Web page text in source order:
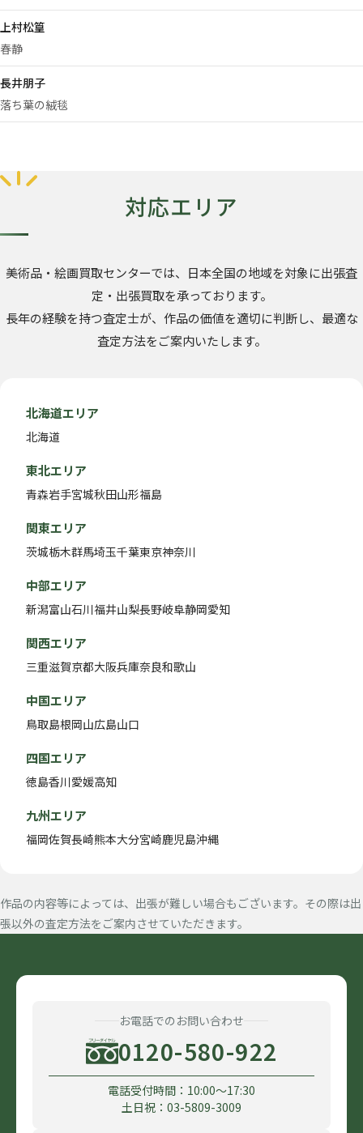
上村松篁
春静
長井朋子
落ち葉の絨毯
対応エリア
美術品・絵画買取センターでは、日本全国の地域を対象に出張査
定・出張買取を承っております。
長年の経験を持つ査定士が、作品の価値を適切に判断し、最適な
査定方法をご案内いたします。
北海道エリア
北海道
東北エリア
青森岩手宮城秋田山形福島
関東エリア
茨城栃木群馬埼玉千葉東京神奈川
中部エリア
新潟富山石川福井山梨長野岐阜静岡愛知
関西エリア
三重滋賀京都大阪兵庫奈良和歌山
中国エリア
鳥取島根岡山広島山口
四国エリア
徳島香川愛媛高知
九州エリア
福岡佐賀長崎熊本大分宮崎鹿児島沖縄
作品の内容等によっては、出張が難しい場合もございます。その際は出
張以外の査定方法をご案内させていただきます。
お電話でのお問い合わせ
0120-580-922
電話受付時間：10:00〜17:30
土日祝：03-5809-3009